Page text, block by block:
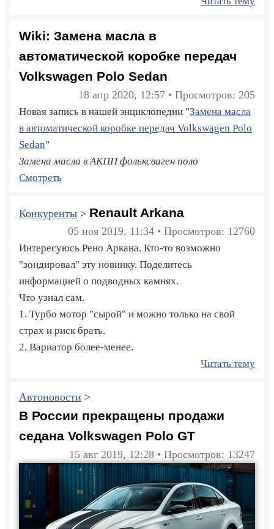
Wiki: Замена масла в
автоматической коробке передач
Volkswagen Polo Sedan
18 апр 2020, 12:57 • Просмотров: 205
Новая запись в нашей энциклопедии "Замена масла
в автоматической коробке передач Volkswagen Polo
Sedan"
Замена масла в АКПП фольксваген поло
Смотреть
Конкуренты > Renault Arkana
05 ноя 2019, 11:34 • Просмотров: 12760
Интересуюсь Рено Аркана. Кто-то возможно
"зондировал" эту новинку. Поделитесь
информацией о подводных камнях.
Что узнал сам.
1. Турбо мотор "сырой" и можно только на свой
страх и риск брать.
2. Вариатор более-менее.
Читать тему
Автоновости >
В России прекращены продажи
седана Volkswagen Polo GT
15 авг 2019, 12:28 • Просмотров: 13247